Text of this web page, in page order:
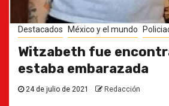
Destacados México y el mundo
Witzabeth fue
estaba embarazada
24 de julio de 2021 Redacción